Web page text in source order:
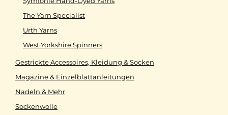
The Yarn Specialist
Urth Yarns
West Yorkshire Spinners
Gestrickte Accessoires, Kleidung & Socken
Magazine & Einzelblattanleitungen
Nadeln & Mehr
Sockenwolle